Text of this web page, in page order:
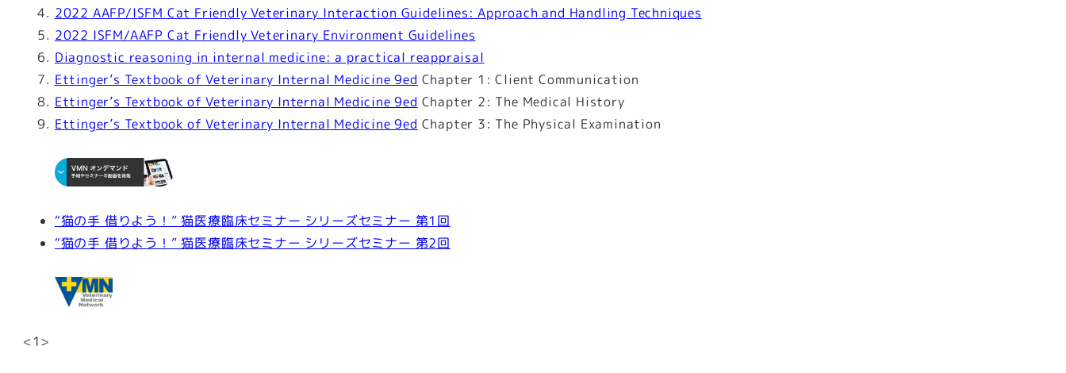
2022 AAFP/ISFM Cat Friendly Veterinary Interaction Guidelines: Approach and Handling Techniques
2022 ISFM/AAFP Cat Friendly Veterinary Environment Guidelines
Diagnostic reasoning in internal medicine: a practical reappraisal
Ettinger’s Textbook of Veterinary Internal Medicine 9ed Chapter 1: Client Communication
Ettinger’s Textbook of Veterinary Internal Medicine 9ed Chapter 2: The Medical History
Ettinger’s Textbook of Veterinary Internal Medicine 9ed Chapter 3: The Physical Examination
“猫の手 借りよう！” 猫医療臨床セミナー シリーズセミナー 第1回
“猫の手 借りよう！” 猫医療臨床セミナー シリーズセミナー 第2回
<1>